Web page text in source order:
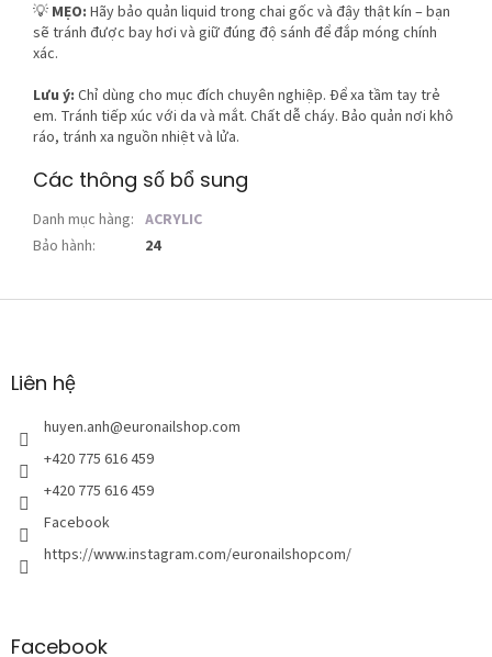
💡 MẸO: Hãy bảo quản liquid trong chai gốc và đậy thật kín – bạn
sẽ tránh được bay hơi và giữ đúng độ sánh để đắp móng chính
xác.
Lưu ý: Chỉ dùng cho mục đích chuyên nghiệp. Để xa tầm tay trẻ
em. Tránh tiếp xúc với da và mắt. Chất dễ cháy. Bảo quản nơi khô
ráo, tránh xa nguồn nhiệt và lửa.
Các thông số bổ sung
Danh mục hàng: ACRYLIC
Bảo hành: 24
C
nLiên hệ
huyen.anh@euronailshop.com
+420 775 616 459
+420 775 616 459
Facebook
https://www.instagram.com/euronailshopcom/
Facebook